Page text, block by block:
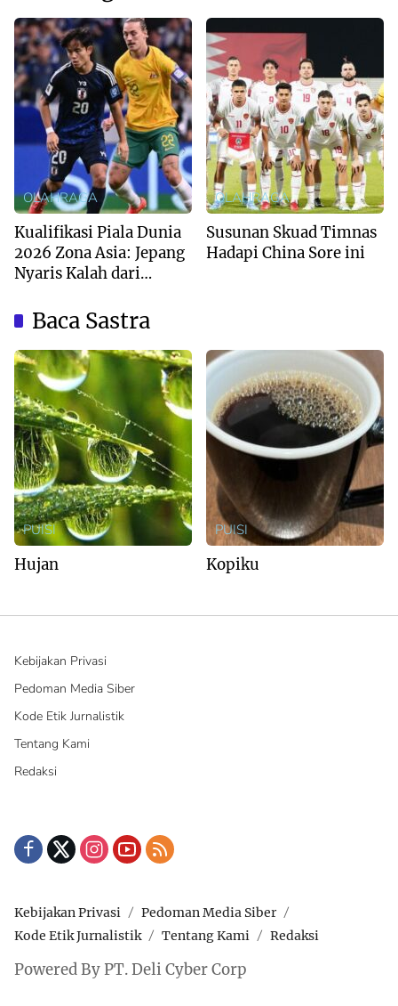
OLAHRAGA
Kualifikasi Piala Dunia
2026 Zona Asia: Jepang
Nyaris Kalah dari
OLAHRAGA
Susunan Skuad Timnas
Hadapi China Sore ini
Baca Sastra
PUISI
Hujan
PUISI
Kopiku
Kebijakan Privasi
Pedoman Media Siber
Kode Etik Jurnalistik
Tentang Kami
Redaksi
Kebijakan Privasi
Pedoman Media Siber
Kode Etik Jurnalistik
Tentang Kami Redaksi
Powered By PT. Deli Cyber Corp